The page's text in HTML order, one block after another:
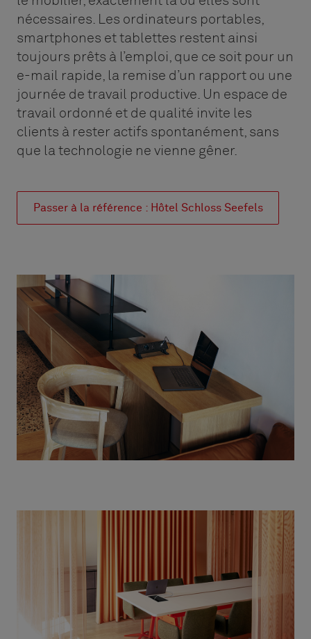
nécessaires. Les ordinateurs portables,
smartphones et tablettes restent ainsi
toujours prêts à l’emploi, que ce soit pour un
e-mail rapide, la remise d’un rapport ou une
journée de travail productive. Un espace de
travail ordonné et de qualité invite les
clients à rester actifs spontanément, sans
que la technologie ne vienne gêner.
Passer à la référence : Hôtel Schloss Seefels